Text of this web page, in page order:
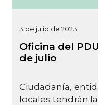
3 de julio de 2023
Oficina del
de julio
Ciudadanía,
locales tendrán